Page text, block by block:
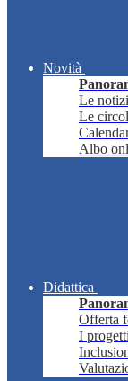
Novità
Le
Le
Albo
Didattica
Offerta
I